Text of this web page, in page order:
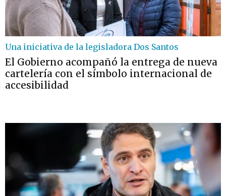
Una iniciativa de la legisladora Dos Santos
El Gobierno acompañó la entrega de nueva
cartelería con el símbolo internacional de
accesibilidad